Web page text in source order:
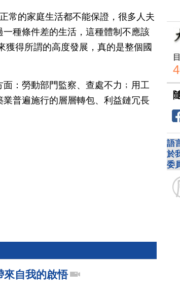
常的家庭生活都不能保證，很多人夫
種條件差的生活，這種體制不應該
獲得所謂的高度發展，真的是整個國
：勞動部門監察、查處不力﹔用工
普遍施行的層層轉包、利益鏈冗長
來自我的啟悟
語
於
委